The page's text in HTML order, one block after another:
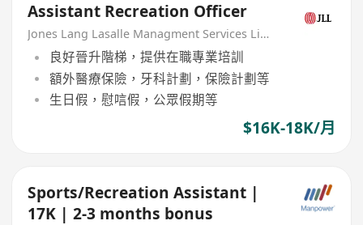
Assistant Recreation Officer
Jones Lang Lasalle Managment Services Limited
良好晉升階梯，提供在職專業培訓
額外醫療保險，牙科計劃，保險計劃等
生日假，慰唁假，公眾假期等
$16K-18K/月
Sports/Recreation Assistant |
17K | 2-3 months bonus